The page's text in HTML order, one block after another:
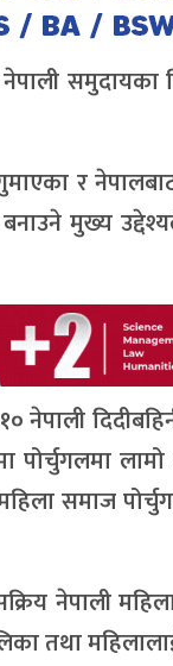
समुदायका
र
मुख्य
नेपाली
समाज
नेपाली
तथा